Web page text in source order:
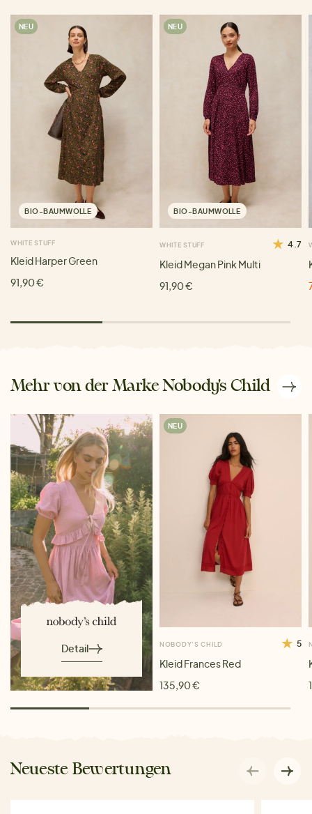
NEU
BIO-BAUMWOLLE
WHITE STUFF
Kleid Harper Green
91,90 €
NEU
BIO-BAUMWOLLE
WHITE STUFF 4.7
Kleid Megan Pink Multi
91,90 €
Mehr von der Marke Nobody's Child
Detail
NEU
NOBODY'S CHILD 5
Kleid Frances Red
135,90 €
Neueste Bewertungen